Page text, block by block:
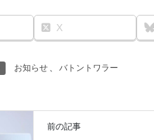
X
お知らせ 、 バトントワラー
前の記事